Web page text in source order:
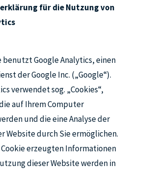
für die Nutzung von
benutzt Google Analytics, einen
der Google Inc. („Google“).
verwendet sog. „Cookies“,
auf Ihrem Computer
und die eine Analyse der
Website durch Sie ermöglichen.
Cookie erzeugten Informationen
dieser Website werden in